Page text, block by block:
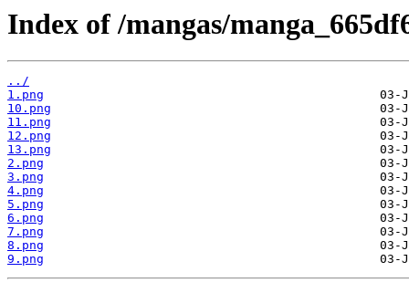
Index of /mangas/
../
1.png
10.png
11.png
12.png
13.png
2.png
3.png
4.png
5.png
6.png
7.png
8.png
9.png